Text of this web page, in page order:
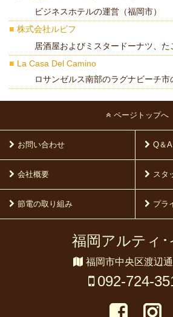
ビジネスホテルの運営（福岡市）
株式会社ルビフ
居酒屋およびミスタードーナツ、
La Casa Del Camino
ロサンゼルス南部のラグナビーチ市
ページトップへ
お問い合わせ Q＆A
会社概要 スタ
節電の取り組み プラ
福岡アルティ･
福岡市中央区渡辺
092-724-